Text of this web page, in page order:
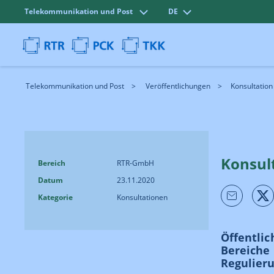
Telekommunikation und Post DE
Telekommunikation und Post Veröffentlichungen
Bereich
RTR-GmbH
Datum
23.11.2020
Kategorie
Konsultationen
Bereiche